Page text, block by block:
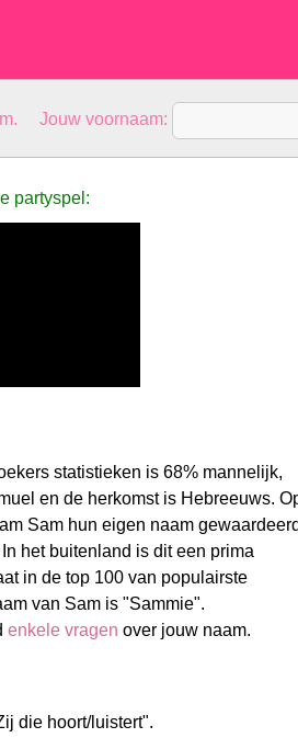
Jouw voornaam:
partyspel:
statistieken is 68% mannelijk,
en de herkomst is Hebreeuws.
Sam hun eigen naam
het buitenland is dit een prima
in de top 100 van populairste
van Sam is "Sammie".
enkele vragen over jouw naam.
die hoort/luistert".